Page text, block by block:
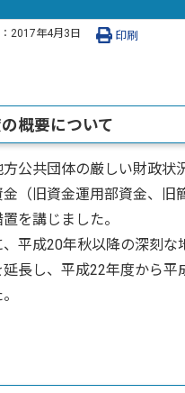
2017年4月3日 印刷
概要について
公共団体の厳しい財政状
金（旧資金運用部資金、旧
置を講じました。
平成20年秋以降の深刻な
長し、平成22年度から